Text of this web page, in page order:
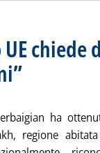
chiede
. Sottotitolo: Dopo
. Pubblicata mercoledì
ha
regione